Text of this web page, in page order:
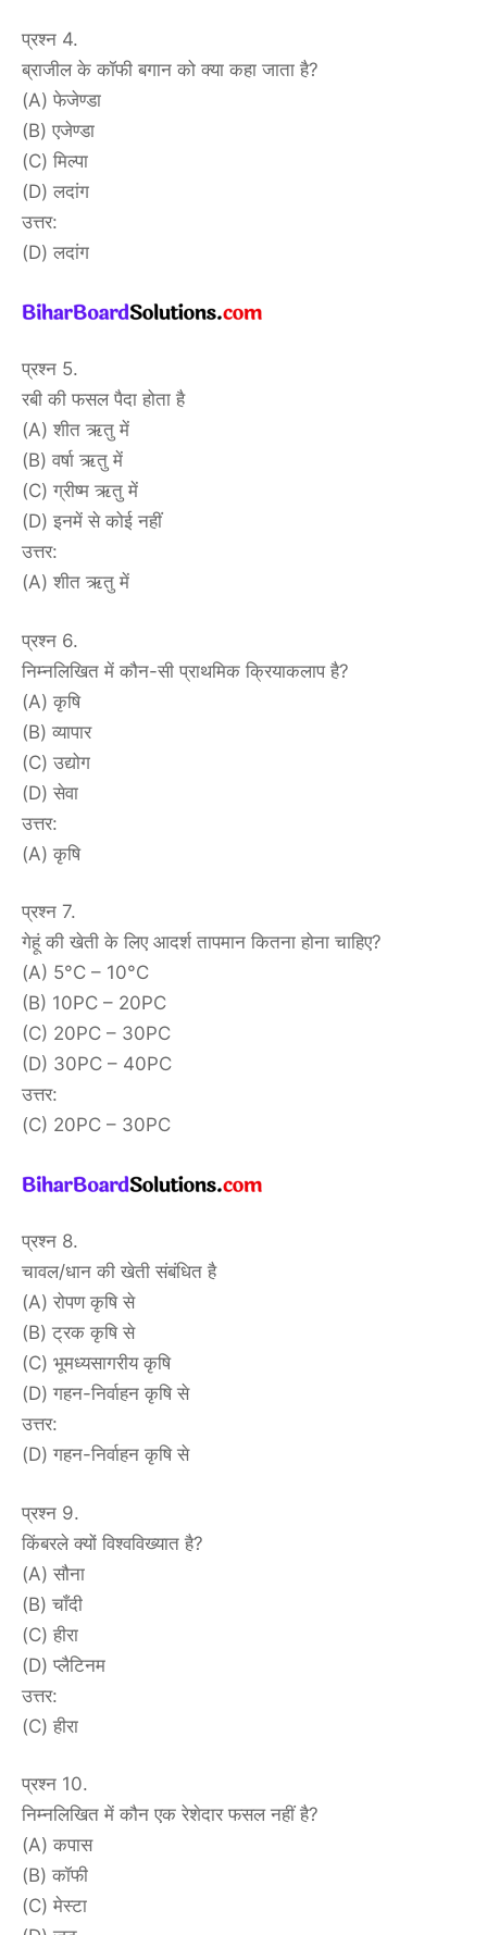
प्रश्न 4.
ब्राजील के कॉफी बगान को क्या कहा जाता है?
(A) फेजेण्डा
(B) एजेण्डा
(C) मिल्पा
(D) लदांग
उत्तर:
(D) लदांग
प्रश्न 5.
रबी की फसल पैदा होता है
(A) शीत ऋतु में
(B) वर्षा ऋतु में
(C) ग्रीष्म ऋतु में
(D) इनमें से कोई नहीं
उत्तर:
(A) शीत ऋतु में
प्रश्न 6.
निम्नलिखित में कौन-सी प्राथमिक क्रियाकलाप है?
(A) कृषि
(B) व्यापार
(C) उद्योग
(D) सेवा
उत्तर:
(A) कृषि
प्रश्न 7.
गेहूं की खेती के लिए आदर्श तापमान कितना होना चाहिए?
(A) 5°C – 10°C
(B) 10PC – 20PC
(C) 20PC – 30PC
(D) 30PC – 40PC
उत्तर:
(C) 20PC – 30PC
प्रश्न 8.
चावल/धान की खेती संबंधित है
(A) रोपण कृषि से
(B) ट्रक कृषि से
(C) भूमध्यसागरीय कृषि
(D) गहन-निर्वाहन कृषि से
उत्तर:
(D) गहन-निर्वाहन कृषि से
प्रश्न 9.
किंबरले क्यों विश्वविख्यात है?
(A) सौना
(B) चाँदी
(C) हीरा
(D) प्लैटिनम
उत्तर:
(C) हीरा
प्रश्न 10.
निम्नलिखित में कौन एक रेशेदार फसल नहीं है?
(A) कपास
(B) कॉफी
(C) मेस्टा